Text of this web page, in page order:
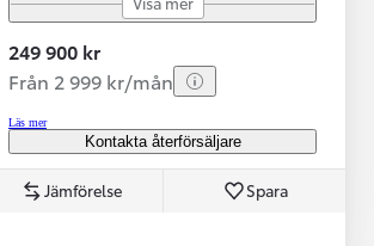
249 900 kr
Från 2 999 kr/mån
Läs mer
Kontakta återförsäljare
Jämförelse Spara